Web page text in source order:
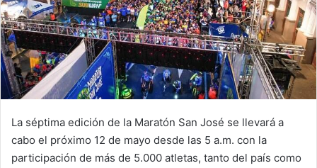
La séptima edición de la Maratón San José se llevará a
cabo el próximo 12 de mayo desde las 5 a.m. con la
participación de más de 5.000 atletas, tanto del país como